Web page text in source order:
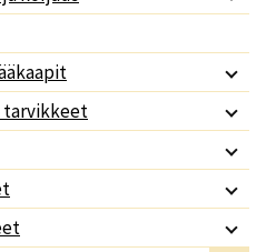
tarvikkeet